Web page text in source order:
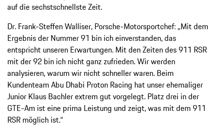
auf die sechstschnellste Zeit.
Dr. Frank-Steffen Walliser, Porsche-Motorsportchef: „Mit dem
Ergebnis der Nummer 91 bin ich einverstanden, das
entspricht unseren Erwartungen. Mit den Zeiten des 911 RSR
mit der 92 bin ich nicht ganz zufrieden. Wir werden
analysieren, warum wir nicht schneller waren. Beim
Kundenteam Abu Dhabi Proton Racing hat unser ehemaliger
Junior Klaus Bachler extrem gut vorgelegt. Platz drei in der
GTE-Am ist eine prima Leistung und zeigt, was mit dem 911
RSR möglich ist.“